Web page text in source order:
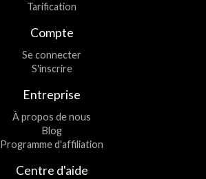
Tarification
Compte
Se connecter
S'inscrire
Entreprise
À propos de nous
Blog
Programme d'affiliation
Centre d'aide